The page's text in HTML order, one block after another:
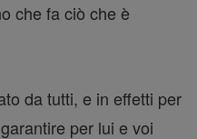
che fa ciò che è
da tutti, e in effetti per
per lui e voi